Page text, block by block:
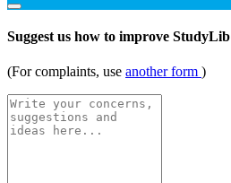
Suggest us how to improve StudyLib
(For complaints, use another form )